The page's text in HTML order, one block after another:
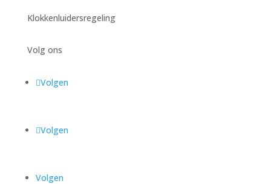
Klokkenluidersregeling
Volg ons
Volgen
Volgen
Volgen